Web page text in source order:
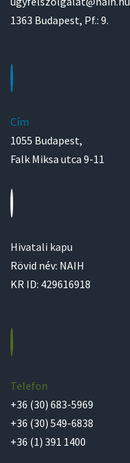
1363 Budapest, Pf.: 9.
Cím
1055 Budapest,
Falk Miksa utca 9-11
Hivatali kapu
Rövid név: NAIH
KR ID: 429616918
Telefon
+36 (30) 683-5969
+36 (30) 549-6838
+36 (1) 391 1400